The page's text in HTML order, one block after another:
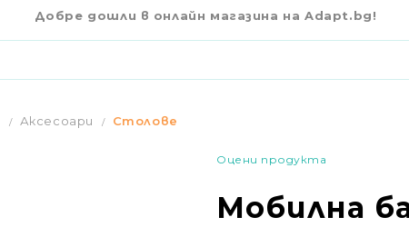
Добре дошли в онлайн магазина на Adapt.bg!
€296
Аксесоари Столове
Оцени продукта
Мобилна